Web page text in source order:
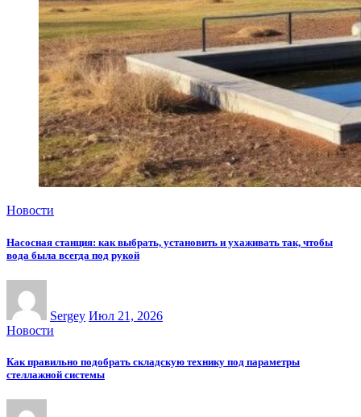
Новости
Насосная станция: как выбрать, установить и ухаживать так, чтобы
вода была всегда под рукой
Sergey Июл 21, 2026
Новости
Как правильно подобрать складскую технику под параметры
стеллажной системы